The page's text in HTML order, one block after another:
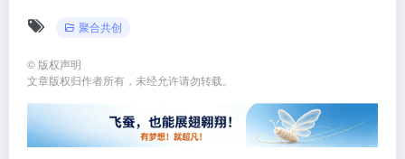
聚合共创
© 版权声明
文章版权归作者所有，未经允许请勿转载。